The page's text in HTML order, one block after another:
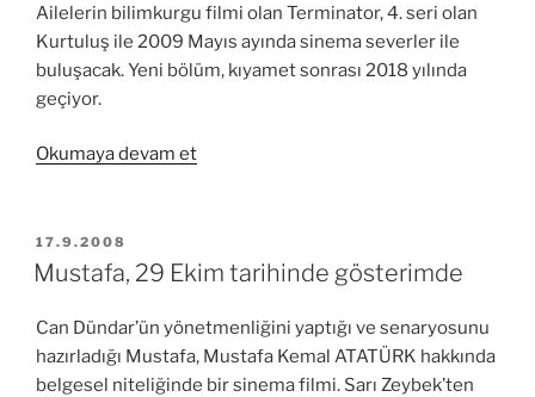
Ailelerin bilimkurgu filmi olan Terminator, 4. seri olan
Kurtuluş ile 2009 Mayıs ayında sinema severler ile
buluşacak. Yeni bölüm, kıyamet sonrası 2018 yılında
geçiyor.
Okumaya devam et“Terminator
Salvation
Kurtuluş)”
YAYIM
TARIHI
17.9.2008
Mustafa, 29 Ekim tarihinde gösterimde
Can Dündar’ün yönetmenliğini yaptığı ve senaryosunu
hazırladığı Mustafa, Mustafa Kemal ATATÜRK hakkında
belgesel niteliğinde bir sinema filmi. Sarı Zeybek’ten